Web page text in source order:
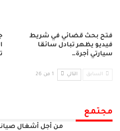
فتح بحث قضائي في شريط
فيديو يظهر تبادل سائقا
سيارتي أجرة…
السابق التالي 1 من 26
مجتمع
من أجل أشغال